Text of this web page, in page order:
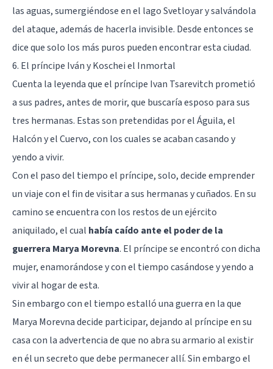
las aguas, sumergiéndose en el lago Svetloyar y salvándola
del ataque, además de hacerla invisible. Desde entonces se
dice que solo los más puros pueden encontrar esta ciudad.
6. El príncipe Iván y Koschei el Inmortal
Cuenta la leyenda que el príncipe Ivan Tsarevitch prometió
a sus padres, antes de morir, que buscaría esposo para sus
tres hermanas. Estas son pretendidas por el Águila, el
Halcón y el Cuervo, con los cuales se acaban casando y
yendo a vivir.
Con el paso del tiempo el príncipe, solo, decide emprender
un viaje con el fin de visitar a sus hermanas y cuñados. En su
camino se encuentra con los restos de un ejército
aniquilado, el cual había caído ante el poder de la
guerrera Marya Morevna. El príncipe se encontró con dicha
mujer, enamorándose y con el tiempo casándose y yendo a
vivir al hogar de esta.
Sin embargo con el tiempo estalló una guerra en la que
Marya Morevna decide participar, dejando al príncipe en su
casa con la advertencia de que no abra su armario al existir
en él un secreto que debe permanecer allí. Sin embargo el